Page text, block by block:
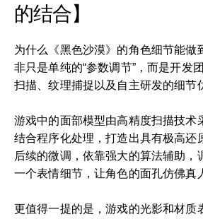
的结合】
为什么《黑色沙漠》的角色细节能做
非只是单纯的“参数调节”，而是开发
扫描、纹理捕捉以及自主研发的细节
游戏中的面部模型由高精度扫描技术
结合程序化处理，打造出具有极高还
后续的微调，依靠强大的算法辅助，
一个表情细节，让角色的面孔仿佛真
更值得一提的是，游戏的光影和材质